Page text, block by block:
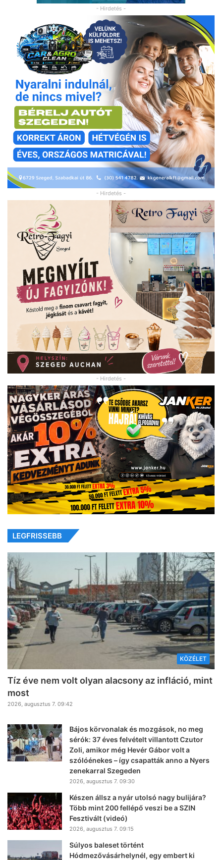
- Hirdetés -
- Hirdetés -
- Hirdetés -
LEGFRISSEBB
KÖZÉLET
Tíz éve nem volt olyan alacsony az infláció, mint
most
2026, augusztus 7. 09:42
Bájos körvonalak és mozgások, no meg
sérók: 37 éves felvételt villantott Czutor
Zoli, amikor még Hevér Gábor volt a
szólóénekes – így csapatták anno a Nyers
zenekarral Szegeden
2026, augusztus 7. 09:30
Készen állsz a nyár utolsó nagy bulijára?
Több mint 200 fellépő veszi be a SZIN
Fesztivált (videó)
2026, augusztus 7. 09:15
Súlyos baleset történt
Hódmezővásárhelynél, egy embert ki